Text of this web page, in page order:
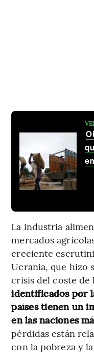
La industria
mercados
creciente
Ucrania, que hizo
crisis del coste de
identificados por
países tienen un
en las naciones
pérdidas están
con la pobreza y